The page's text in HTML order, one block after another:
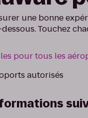
une bonne
Touchez
pour tous les
autorisés